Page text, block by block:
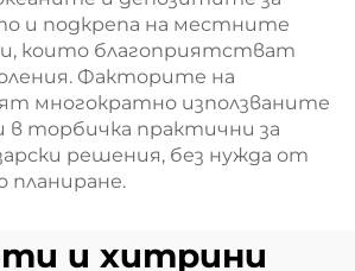
и подкрепа на местните
които благоприятстват
Факторите на
многократно използваните
в торбичка практични за
решения, без нужда от
планиране.
и хитрини